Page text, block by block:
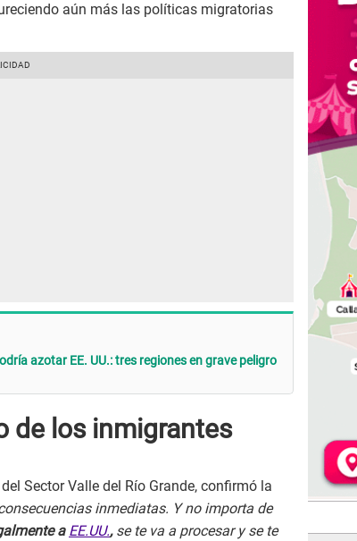
aún más las políticas migratorias
azotar EE. UU.: tres regiones en grave peligro
de los inmigrantes
Sector Valle del Río Grande, confirmó la
inmediatas. Y no importa de
a EE.UU.,se te va a procesar y se te